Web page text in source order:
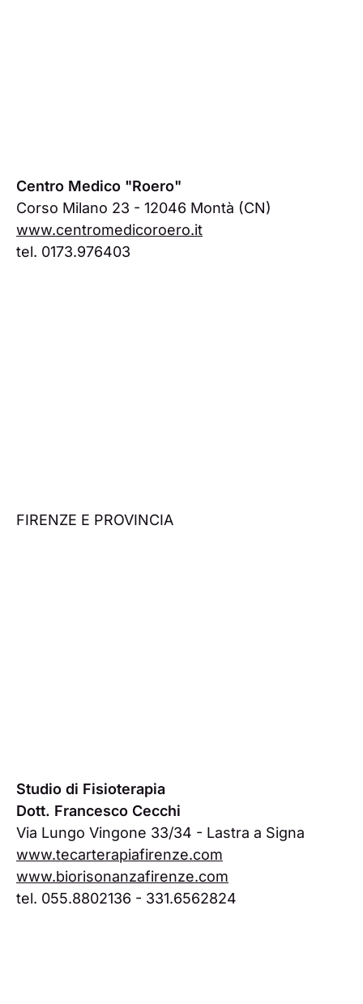
Centro Medico "Roero"
Corso Milano 23 - 12046 Montà (CN)
www.centromedicoroero.it
tel. 0173.976403
FIRENZE E PROVINCIA
Studio di Fisioterapia
Dott. Francesco Cecchi
Via Lungo Vingone 33/34 - Lastra a Signa
www.tecarterapiafirenze.com
www.biorisonanzafirenze.com
tel. 055.8802136 - 331.6562824